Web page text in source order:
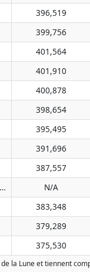
396,519
399,756
401,564
401,910
400,878
398,654
395,495
391,696
387,557
Does not pass meridian N/A
383,348
379,289
375,530
la Lune et tiennent